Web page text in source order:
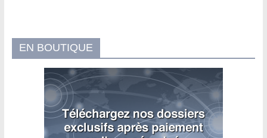
EN BOUTIQUE